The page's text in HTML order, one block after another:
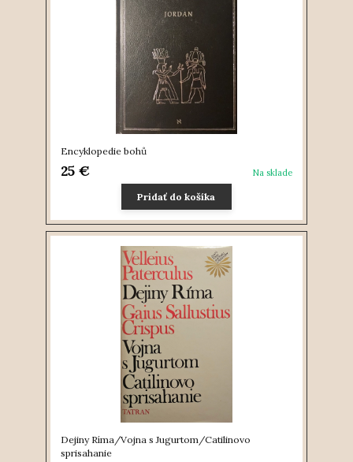
Encyklopedie bohů
25 € Na sklade
Pridať do košíka
Dejiny Ríma/Vojna s Jugurtom/Catilinovo
sprisahanie